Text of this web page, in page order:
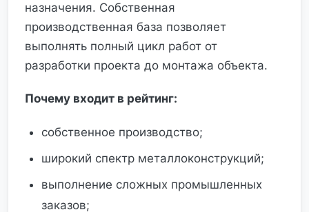
назначения. Собственная
производственная база позволяет
выполнять полный цикл работ от
разработки проекта до монтажа объекта.
Почему входит в рейтинг:
собственное производство;
широкий спектр металлоконструкций;
выполнение сложных промышленных
заказов;